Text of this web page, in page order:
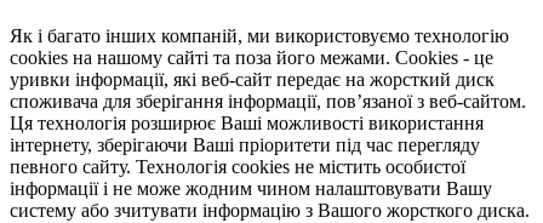
Як і багато інших компаній, ми використовуємо технологію
cookies на нашому сайті та поза його межами. Cookies - це
уривки інформації, які веб-сайт передає на жорсткий диск
споживача для зберігання інформації, пов’язаної з веб-сайтом.
Ця технологія розширює Ваші можливості використання
інтернету, зберігаючи Ваші пріоритети під час перегляду
певного сайту. Технологія cookies не містить особистої
інформації і не може жодним чином налаштовувати Вашу
систему або зчитувати інформацію з Вашого жорсткого диска.